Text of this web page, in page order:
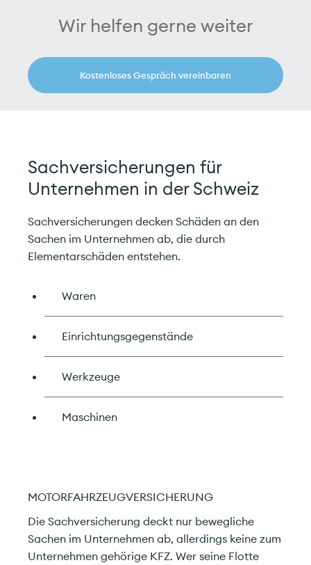
Wir helfen gerne weiter
Kostenloses Gespräch vereinbaren
Sachversicherungen für
Unternehmen in der Schweiz
Sachversicherungen decken Schäden an den
Sachen im Unternehmen ab, die durch
Elementarschäden entstehen.
Waren
Einrichtungsgegenstände
Werkzeuge
Maschinen
MOTORFAHRZEUGVERSICHERUNG
Die Sachversicherung deckt nur bewegliche
Sachen im Unternehmen ab, allerdings keine zum
Unternehmen gehörige KFZ. Wer seine Flotte